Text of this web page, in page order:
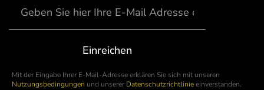
Einreichen
Mit der Eingabe Ihrer E-Mail-Adresse erklären Sie sich mit unseren
Nutzungsbedingungen und unserer Datenschutzrichtlinieeinverstanden.